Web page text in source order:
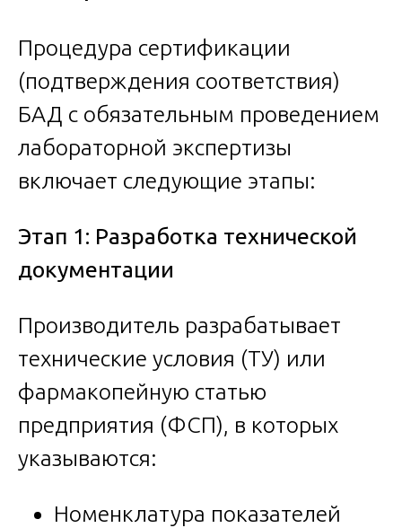
Процедура сертификации
(подтверждения соответствия)
БАД с обязательным проведением
лабораторной экспертизы
включает следующие этапы:
Этап 1: Разработка технической
документации
Производитель разрабатывает
технические условия (ТУ) или
фармакопейную статью
предприятия (ФСП), в которых
указываются:
Номенклатура показателей